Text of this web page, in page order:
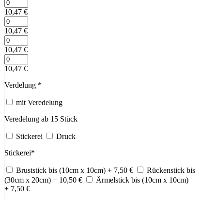
10,47 €
10,47 €
10,47 €
10,47 €
Verdelung *
mit Veredelung
Veredelung ab 15 Stück
Stickerei
Druck
Stickerei*
Bruststick bis (10cm x 10cm) + 7,50 €
Rückenstick bis
(30cm x 20cm) + 10,50 €
Ärmelstick bis (10cm x 10cm)
+ 7,50 €